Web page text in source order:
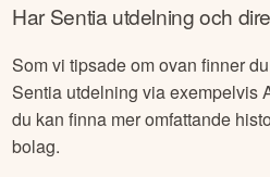
HarSentiautdelning och
Som vi tipsade om ovan finner
Sentia utdelning via exempelvis
du kan finna mer omfattande
bolag.